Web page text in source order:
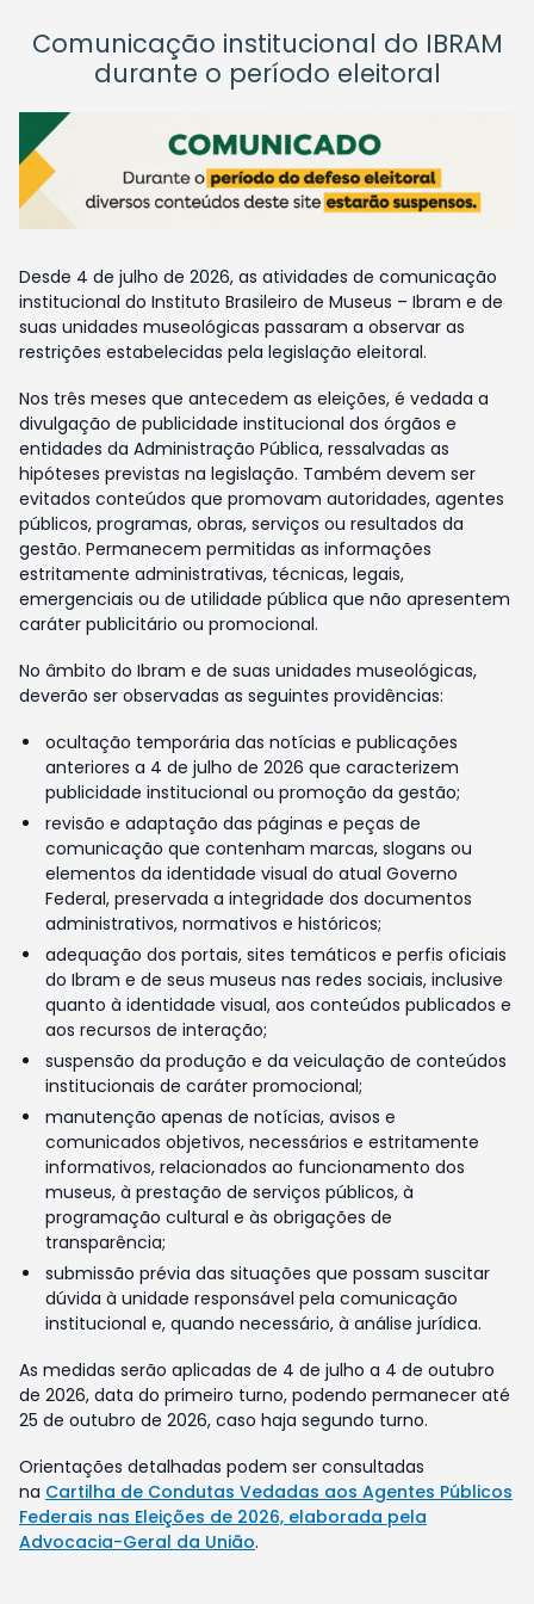
Comunicação institucional do IBRAM
durante o período eleitoral
Desde 4 de julho de 2026, as atividades de comunicação
institucional do Instituto Brasileiro de Museus – Ibram e de
suas unidades museológicas passaram a observar as
restrições estabelecidas pela legislação eleitoral.
Nos três meses que antecedem as eleições, é vedada a
divulgação de publicidade institucional dos órgãos e
entidades da Administração Pública, ressalvadas as
hipóteses previstas na legislação. Também devem ser
evitados conteúdos que promovam autoridades, agentes
públicos, programas, obras, serviços ou resultados da
gestão. Permanecem permitidas as informações
estritamente administrativas, técnicas, legais,
emergenciais ou de utilidade pública que não apresentem
caráter publicitário ou promocional.
No âmbito do Ibram e de suas unidades museológicas,
deverão ser observadas as seguintes providências:
ocultação temporária das notícias e publicações
anteriores a 4 de julho de 2026 que caracterizem
publicidade institucional ou promoção da gestão;
revisão e adaptação das páginas e peças de
comunicação que contenham marcas, slogans ou
elementos da identidade visual do atual Governo
Federal, preservada a integridade dos documentos
administrativos, normativos e históricos;
adequação dos portais, sites temáticos e perfis oficiais
do Ibram e de seus museus nas redes sociais, inclusive
quanto à identidade visual, aos conteúdos publicados e
aos recursos de interação;
suspensão da produção e da veiculação de conteúdos
institucionais de caráter promocional;
manutenção apenas de notícias, avisos e
comunicados objetivos, necessários e estritamente
informativos, relacionados ao funcionamento dos
museus, à prestação de serviços públicos, à
programação cultural e às obrigações de
transparência;
submissão prévia das situações que possam suscitar
dúvida à unidade responsável pela comunicação
institucional e, quando necessário, à análise jurídica.
As medidas serão aplicadas de 4 de julho a 4 de outubro
de 2026, data do primeiro turno, podendo permanecer até
25 de outubro de 2026, caso haja segundo turno.
Orientações detalhadas podem ser consultadas
na Cartilha de Condutas Vedadas aos Agentes Públicos
Federais nas Eleições de 2026, elaborada pela
Advocacia-Geral da União.